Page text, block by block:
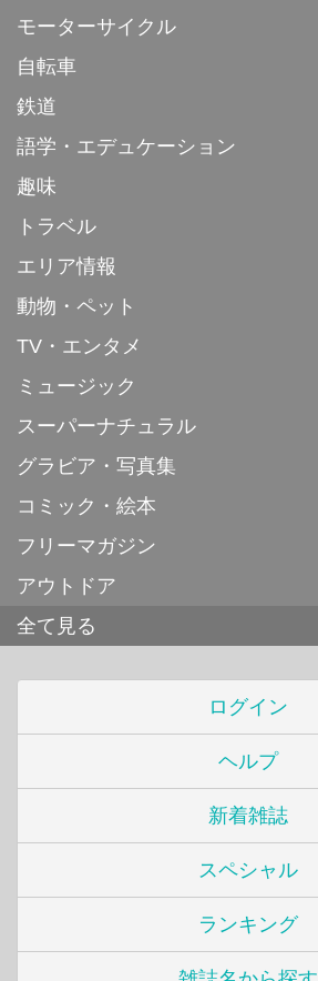
モーターサイクル
自転車
鉄道
語学・エデュケーション
趣味
トラベル
エリア情報
動物・ペット
TV・エンタメ
ミュージック
スーパーナチュラル
グラビア・写真集
コミック・絵本
フリーマガジン
アウトドア
全て見る
ログイン
ヘルプ
新着雑誌
スペシャル
ランキング